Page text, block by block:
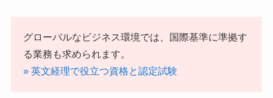
グローバルなビジネス環境では、国際基準に準拠す
る業務も求められます。
» 英文経理で役立つ資格と認定試験